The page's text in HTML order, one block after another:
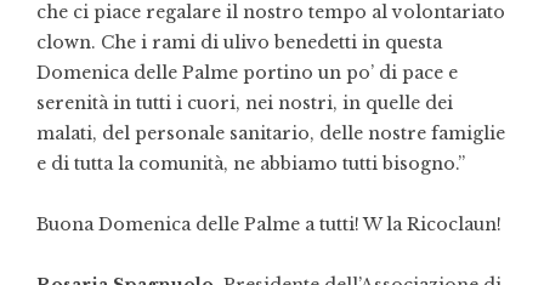
che ci piace regalare il nostro tempo al volontariato
clown. Che i rami di ulivo benedetti in questa
Domenica delle Palme portino un po’ di pace e
serenità in tutti i cuori, nei nostri, in quelle dei
malati, del personale sanitario, delle nostre famiglie
e di tutta la comunità, ne abbiamo tutti bisogno.”
Buona Domenica delle Palme a tutti! W la Ricoclaun!